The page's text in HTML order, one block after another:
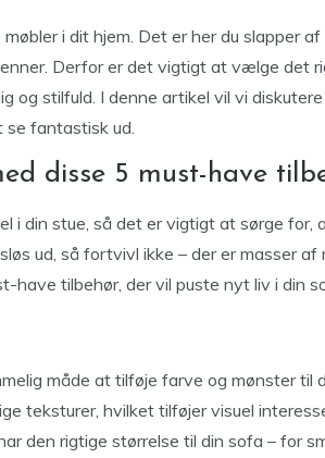
i dit hjem. Det er her du slapper
Derfor er det vigtigt at vælge det
og stilfuld. I denne artikel vil vi
se fantastisk ud.
disse 5 must-have
i din stue, så det er vigtigt at sørge for,
ud, så fortvivl ikke – der er masser
have tilbehør, der vil puste nyt liv i din
måde at tilføje farve og mønster til
teksturer, hvilket tilføjer visuel
den rigtige størrelse til din sofa – for